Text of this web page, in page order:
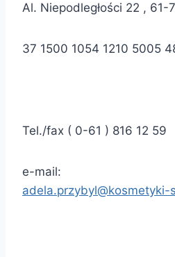
Al. Niepodległości 22 , 61-
37 1500 1054 1210 5005
Tel./fax ( 0-61 ) 816 12 59
e-mail:
adela.przybyl@kosmetyki-